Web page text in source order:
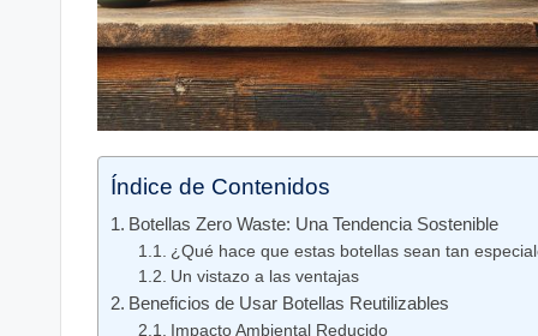
Índice de Contenidos
Botellas Zero Waste: Una Tendencia Sostenible
¿Qué hace que estas botellas sean tan
Un vistazo a las ventajas
Beneficios de Usar Botellas Reutilizables
Impacto Ambiental Reducido